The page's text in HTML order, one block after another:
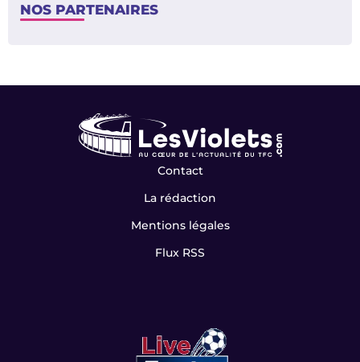
NOS PARTENAIRES
Contact
La rédaction
Mentions légales
Flux RSS